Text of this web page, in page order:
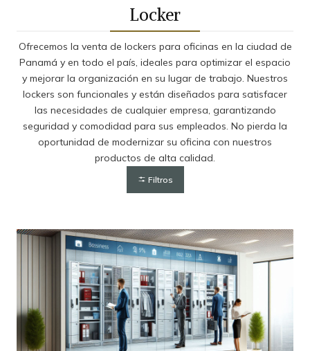
Locker
Ofrecemos la venta de lockers para oficinas en la ciudad de
Panamá y en todo el país, ideales para optimizar el espacio
y mejorar la organización en su lugar de trabajo. Nuestros
lockers son funcionales y están diseñados para satisfacer
las necesidades de cualquier empresa, garantizando
seguridad y comodidad para sus empleados. No pierda la
oportunidad de modernizar su oficina con nuestros
productos de alta calidad.
Filtros